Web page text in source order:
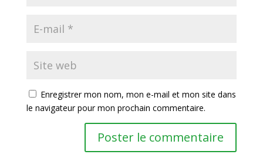
Enregistrer mon nom, mon e-mail et mon site dans
le navigateur pour mon prochain commentaire.